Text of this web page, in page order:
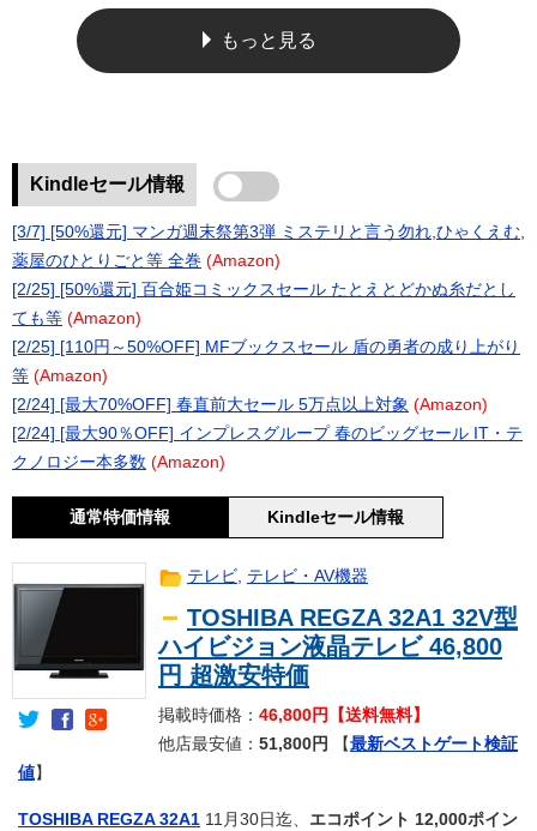
もっと見る
Kindleセール情報
[3/7] [50%還元] マンガ週末祭第3弾 ミステリと言う勿れ,ひゃくえむ,
薬屋のひとりごと等 全巻 (Amazon)
[2/25] [50%還元] 百合姫コミックスセール たとえとどかぬ糸だとし
ても等 (Amazon)
[2/25] [110円～50%OFF] MFブックスセール 盾の勇者の成り上がり
等 (Amazon)
[2/24] [最大70%OFF] 春直前大セール 5万点以上対象 (Amazon)
[2/24] [最大90％OFF] インプレスグループ 春のビッグセール IT・テ
クノロジー本多数 (Amazon)
通常特価情報 Kindleセール情報
テレビ, テレビ・AV機器
TOSHIBA REGZA 32A1 32V型
ハイビジョン液晶テレビ 46,800
円 超激安特価
掲載時価格： 46,800円【送料無料】
他店最安値： 51,800円 【最新ベストゲート検証
値】
TOSHIBA REGZA 32A1 11月30日迄、 エコポイント 12,000ポイン